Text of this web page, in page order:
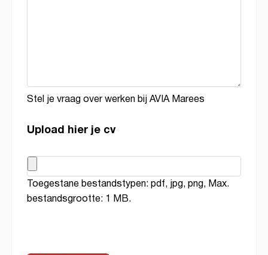
Stel je vraag over werken bij AVIA Marees
Upload hier je cv
Toegestane bestandstypen: pdf, jpg, png, Max.
bestandsgrootte: 1 MB.